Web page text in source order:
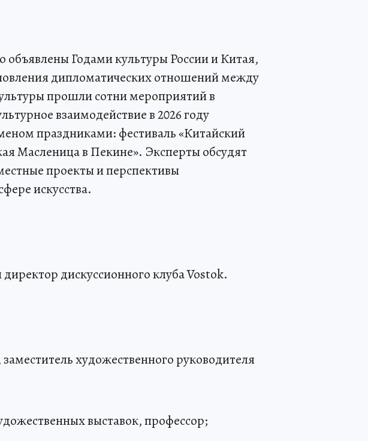
объявлены Годами культуры России и Китая,
дипломатических отношений между
прошли сотни мероприятий в
взаимодействие в 2026 году
праздниками: фестиваль «Китайский
Масленица в Пекине». Эксперты обсудят
проекты и перспективы
искусства.
дискуссионного клуба Vostok.
заместитель художественного руководителя
выставок, профессор;